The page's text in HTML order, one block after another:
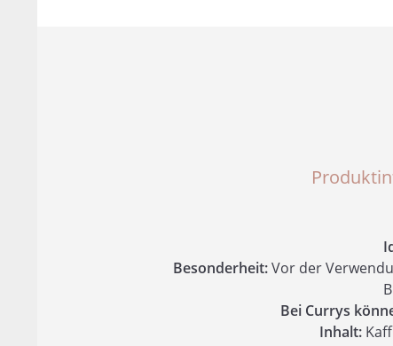
Besonderheit:Vor der
Bei Currys
Inhalt: